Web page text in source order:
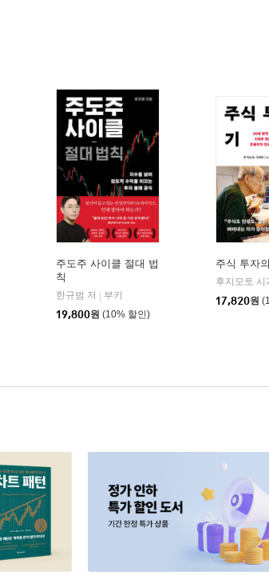
주도주 사이클 절대 법
칙
한규범 저
부키
19,800원 (10% 할인)
주식 투자
17,820원